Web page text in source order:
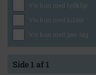
Vis kun med lydklip
Vis kun med kilder
Vis kun med geo-tag
Side 1 af 1